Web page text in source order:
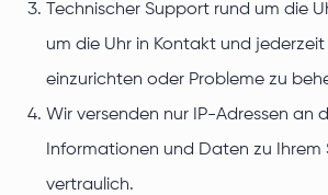
Technischer Support rund um die
um die Uhr in Kontakt und
einzurichten oder Probleme zu
Wir versenden nur IP-Adressen an
Informationen und Daten zu Ihrem
vertraulich.